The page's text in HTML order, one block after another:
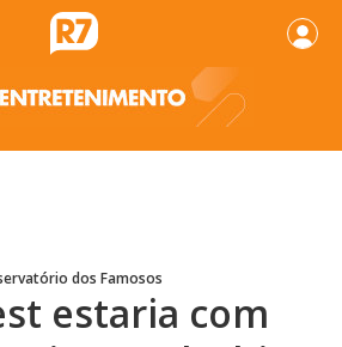
dos Famosos
estaria com